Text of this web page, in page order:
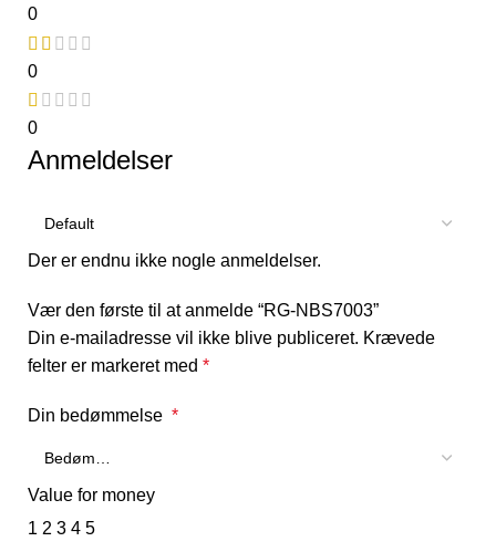
0
0
0
Anmeldelser
Der er endnu ikke nogle anmeldelser.
Vær den første til at anmelde “RG-NBS7003”
Din e-mailadresse vil ikke blive publiceret. Krævede
felter er markeret med *
Din bedømmelse *
Value for money
1 2 3 4 5